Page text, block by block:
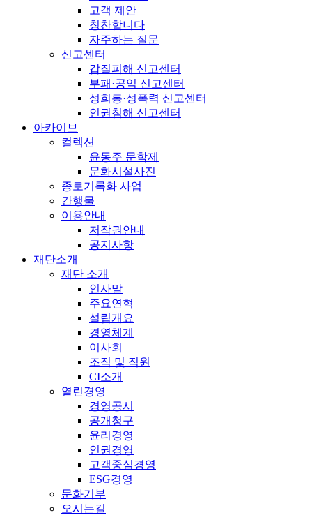
고객 제안
칭찬합니다
자주하는 질문
신고센터
갑질피해 신고센터
부패·공익 신고센터
성희롱·성폭력 신고센터
인권침해 신고센터
아카이브
컬렉션
윤동주 문학제
문화시설사진
종로기록화 사업
간행물
이용안내
저작권안내
공지사항
재단소개
재단 소개
인사말
주요연혁
설립개요
경영체계
이사회
조직 및 직원
CI소개
열린경영
경영공시
공개청구
윤리경영
인권경영
고객중심경영
ESG경영
문화기부
오시는길